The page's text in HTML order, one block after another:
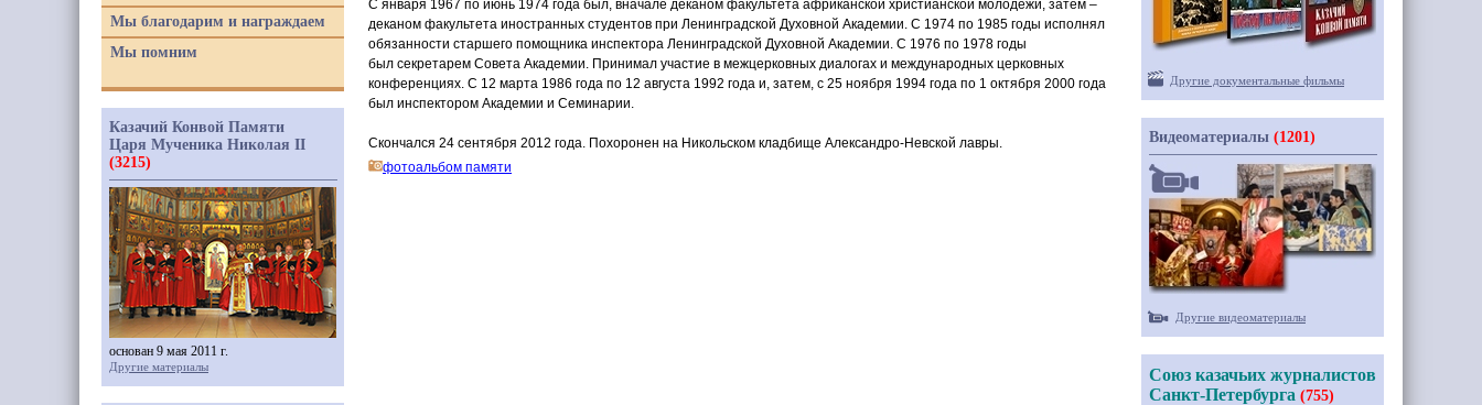
С января 1967 по июнь 1974 года был, вначале деканом факультета африканской христианской молодёжи, затем –
деканом факультета иностранных студентов при Ленинградской Духовной Академии. С 1974 по 1985 годы исполнял
обязанности старшего помощника инспектора Ленинградской Духовной Академии. С 1976 по 1978 годы
был секретарем Совета Академии. Принимал участие в межцерковных диалогах и международных церковных
конференциях. С 12 марта 1986 года по 12 августа 1992 года и, затем, с 25 ноября 1994 года по 1 октября 2000 года
был инспектором Академии и Семинарии.
Скончался 24 сентября 2012 года. Похоронен на Никольском кладбище Александро-Невской лавры.
фотоальбом памяти
Мы благодарим и награждаем
Мы помним
Казачий Конвой Памяти
Царя Мученика Николая II
(3215)
основан 9 мая 2011 г.
Другие материалы
Другие документальные фильмы
Видеоматериалы (1201)
Другие видеоматериалы
Союз казачьих журналистов
Санкт-Петербурга (755)